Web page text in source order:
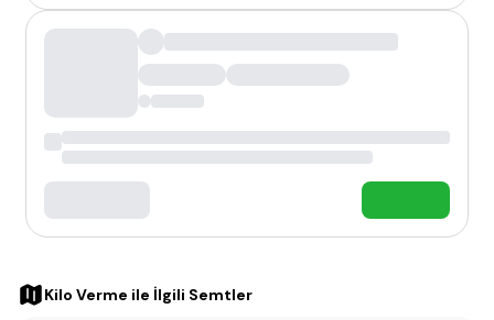
Kilo Verme ile İlgili Semtler